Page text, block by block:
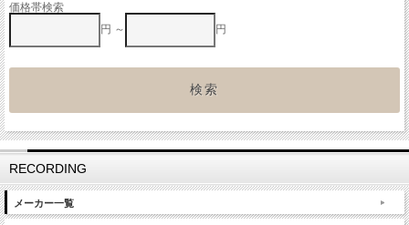
価格帯検索
円 ～
円
RECORDING
メーカー一覧